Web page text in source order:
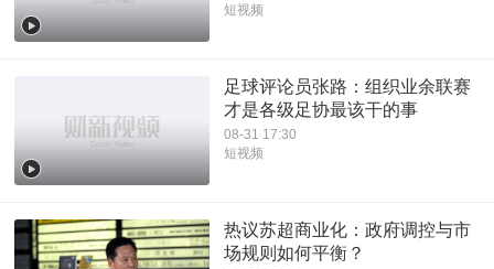
短视频
足球评论员张路：组织业余联赛
才是各级足协最该干的事
08-31 17:30
短视频
热议苏超商业化：政府调控与市
场规则如何平衡？